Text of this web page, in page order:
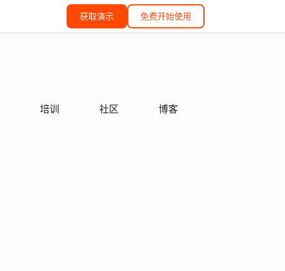
获取演示 免费开始使用
培训 社区 博客